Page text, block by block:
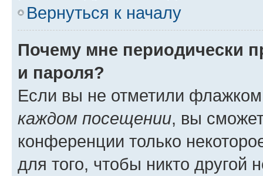
Вернуться к началу
Почему мне периодически
и пароля?
Если вы не отметили
каждом посещении, вы
конференции только
для того, чтобы никто другой